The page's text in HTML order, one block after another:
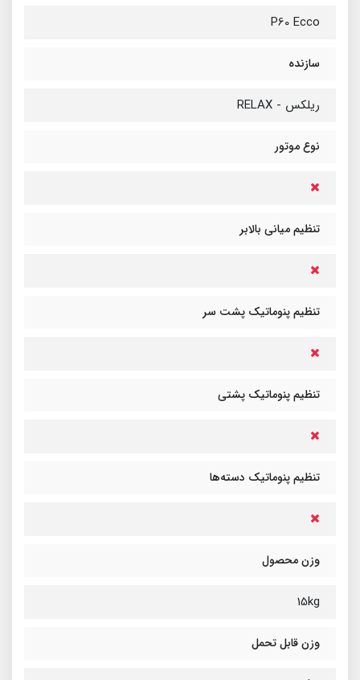
P60 Ecco
سازنده
ریلکس - RELAX
نوع موتور
تنظیم میانی بالابر
تنظیم پنوماتیک پشت سر
تنظیم پنوماتیک پشتی
تنظیم پنوماتیک دسته‌ها
وزن محصول
15kg
وزن قابل تحمل